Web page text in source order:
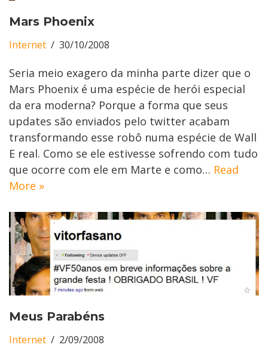
Mars Phoenix
Internet 30/10/2008
Seria meio exagero da minha parte dizer que o
Mars Phoenix é uma espécie de herói especial
da era moderna? Porque a forma que seus
updates são enviados pelo twitter acabam
transformando esse robô numa espécie de Wall
E real. Como se ele estivesse sofrendo com tudo
que ocorre com ele em Marte e como… Read
More »
Meus Parabéns
Internet 2/09/2008